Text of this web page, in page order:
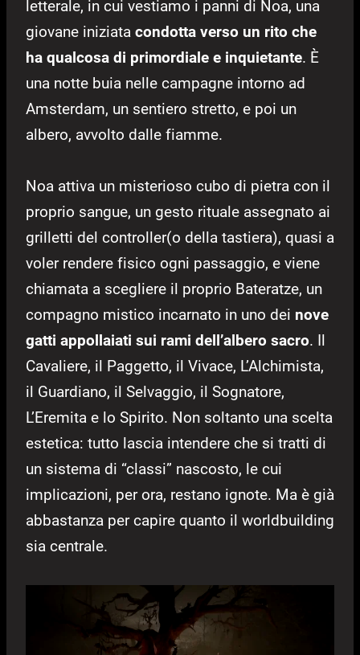
letterale, in cui vestiamo i panni di Noa, una
giovane iniziata condotta verso un rito che
ha qualcosa di primordiale e inquietante. È
una notte buia nelle campagne intorno ad
Amsterdam, un sentiero stretto, e poi un
albero, avvolto dalle fiamme.
Noa attiva un misterioso cubo di pietra con il
proprio sangue, un gesto rituale assegnato ai
grilletti del controller(o della tastiera), quasi a
voler rendere fisico ogni passaggio, e viene
chiamata a scegliere il proprio Bateratze, un
compagno mistico incarnato in uno dei nove
gatti appollaiati sui rami dell’albero sacro. Il
Cavaliere, il Paggetto, il Vivace, L’Alchimista,
il Guardiano, il Selvaggio, il Sognatore,
L’Eremita e lo Spirito. Non soltanto una scelta
estetica: tutto lascia intendere che si tratti di
un sistema di “classi” nascosto, le cui
implicazioni, per ora, restano ignote. Ma è già
abbastanza per capire quanto il worldbuilding
sia centrale.